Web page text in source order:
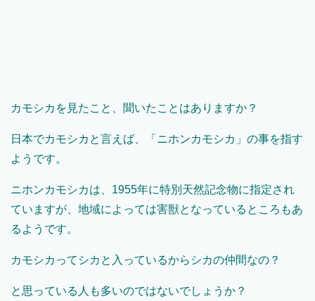
カモシカを見たこと、聞いたことはありますか？
日本でカモシカと言えば、「ニホンカモシカ」の事を指す
ようです。
ニホンカモシカは、 1955年に特別天然記念物に指定され
ていますが、地域によっては害獣となっているところもあ
るようです。
カモシカってシカと入っているからシカの仲間なの？
と思っている人も多いのではないでしょうか？